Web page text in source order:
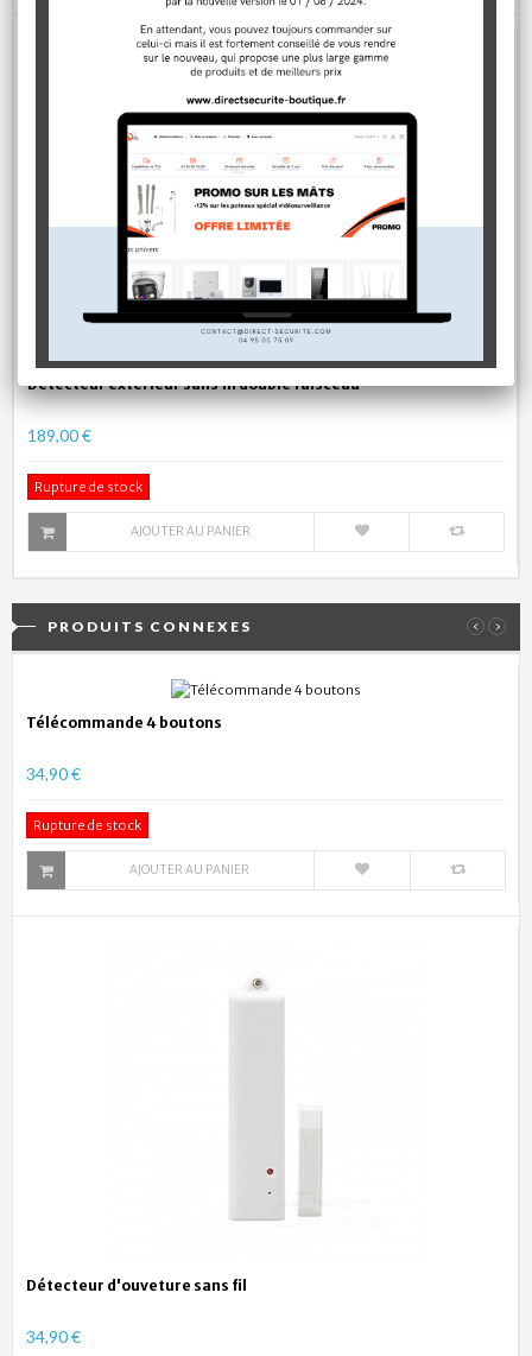
Détecteur extérieur sans fil double faisceau
189,00 €
Rupture de stock
AJOUTER AU PANIER
PRODUITS CONNEXES ‹ ›
Télécommande 4 boutons
34,90 €
Rupture de stock
AJOUTER AU PANIER
Détecteur d'ouveture sans fil
34,90 €